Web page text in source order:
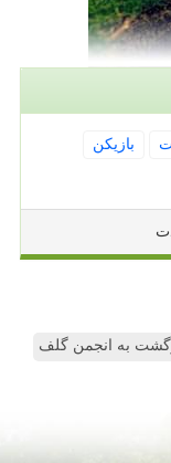
بازیكن
به انجمن گلف